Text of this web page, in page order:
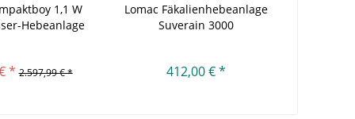
1,1 W
Hebeanlage
* 2.597,99 € *
Lomac Fäkalienhebeanlage
Suverain 3000
412,00 € *